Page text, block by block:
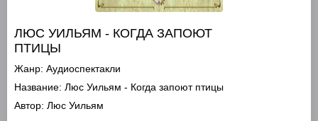
ЛЮС УИЛЬЯМ - КОГДА ЗАПОЮТ
ПТИЦЫ
Жанр: Аудиоспектакли
Название: Люс Уильям - Когда запоют птицы
Автор: Люс Уильям